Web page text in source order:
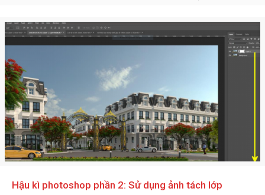
Hậu kì photoshop phần 2: Sử dụng ảnh tách lớp